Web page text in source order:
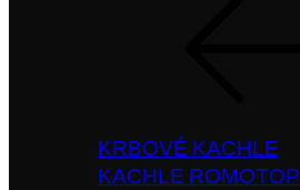
KRBOVÉ KACHLE
KACHLE ROMOTOP